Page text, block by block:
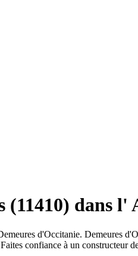
dans l'
d'Occitanie. Demeures
confiance à un constructeur